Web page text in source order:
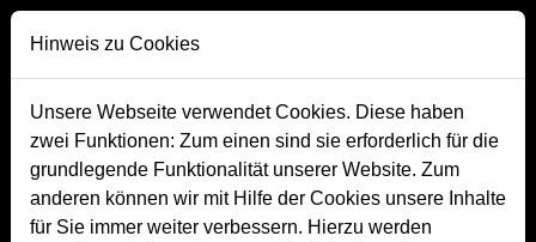
Direkt zur Hauptnavigation springen
Direkt zum Inhalt springen
Zur Unternavigation springen
Baustellenwände
Hinweis zu Cookies
Unsere Webseite verwendet Cookies. Diese haben
zwei Funktionen: Zum einen sind sie erforderlich für die
grundlegende Funktionalität unserer Website. Zum
anderen können wir mit Hilfe der Cookies unsere Inhalte
für Sie immer weiter verbessern. Hierzu werden